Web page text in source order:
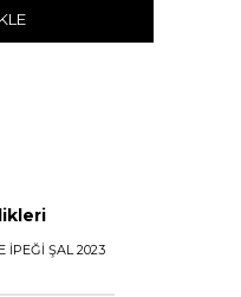
İPEĞİ ŞAL 2023